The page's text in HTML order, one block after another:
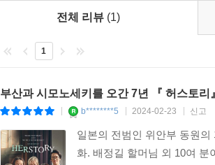
전체 리뷰 (1)
1
부산과 시모노세키를 오간 7년 『 허스토리
b********5 2024-02-23 신고
일본의 전범인 위안부 동원
화. 배정길 할머님 외 10여